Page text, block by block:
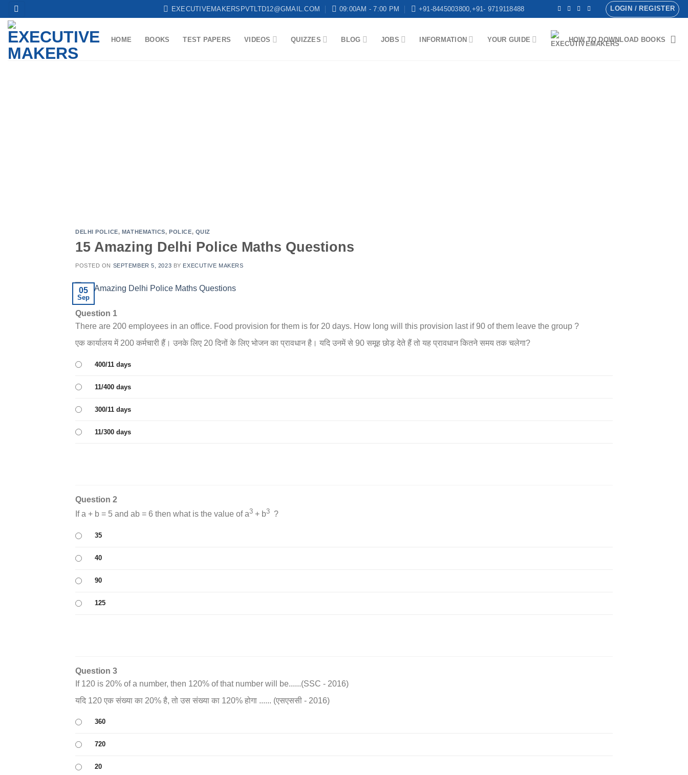
Skip
to
content
EXECUTIVEMAKERSPVTLTD12@GMAIL.COM 09:00AM - 7:00 PM +91-8445003800,+91- 9719118488 LOGIN / REGISTER
HOME BOOKS TEST PAPERS VIDEOS QUIZZES BLOG JOBS INFORMATION YOUR GUIDE HOW TO DOWNLOAD BOOKS
DELHI POLICE, MATHEMATICS,POLICE, QUIZ
15 Amazing Delhi Police Maths Questions
POSTED ON SEPTEMBER 5, 2023 BY EXECUTIVE MAKERS
05
Sep
Question 1
There are 200 employees in an office. Food provision for them is for 20 days. How long will this provision last if 90 of them leave the group ?
एक कार्यालय में 200 कर्मचारी हैं। उनके लिए 20 दिनों के लिए भोजन का प्रावधान है। यदि उनमें से 90 समूह छोड़ देते हैं तो यह प्रावधान कितने समय तक चलेगा?
400/11 days
11/400 days
300/11 days
11/300 days
Question 2
If a + b = 5 and ab = 6 then what is the value of a3 + b3 ?
35
40
90
125
Question 3
If 120 is 20% of a number, then 120% of that number will be......(SSC - 2016)
यदि 120 एक संख्या का 20% है, तो उस संख्या का 120% होगा ...... (एसएससी - 2016)
360
720
20